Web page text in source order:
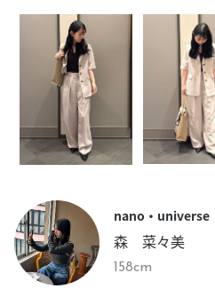
nano・universe
森 菜々美
158cm